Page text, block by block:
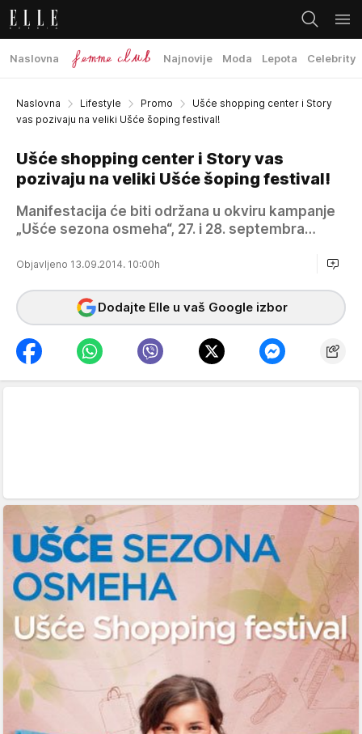
Naslovna Najnovije Moda Lepota Celebrity
Naslovna Lifestyle Promo
Ušće shopping center i Story
vas pozivaju na veliki Ušće šoping festival!
Ušće shopping center i Story vas
pozivaju na veliki Ušće šoping festival!
Manifestacija će biti održana u okviru kampanje
„Ušće sezona osmeha“, 27. i 28. septembra…
Objavljeno 13.09.2014. 10:00h
Dodajte Elle u vaš Google izbor